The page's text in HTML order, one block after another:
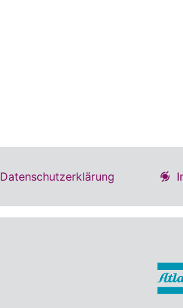
Datenschutzerklärung